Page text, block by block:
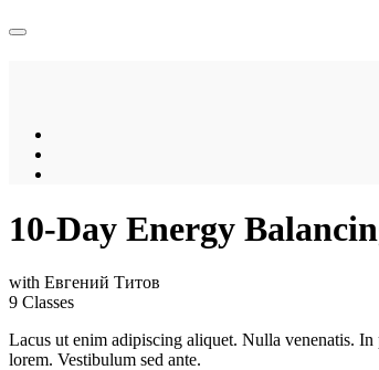
10-Day Energy
with Евгений Титов
9 Classes
Lacus ut enim adipiscing aliquet. Nulla venenatis.
lorem. Vestibulum sed ante.